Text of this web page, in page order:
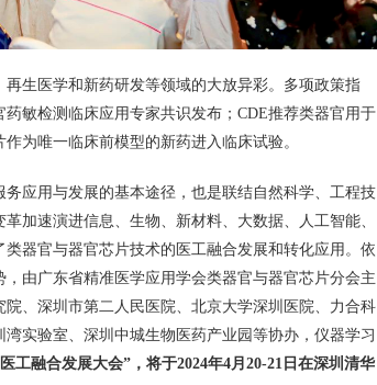
生医学和新药研发等领域的大放异彩。多项政策指
敏检测临床应用专家共识发布；CDE推荐类器官用于
为唯一临床前模型的新药进入临床试验。
应用与发展的基本途径，也是联结自然科学、工程技
加速演进信息、生物、新材料、大数据、人工智能、
器官与器官芯片技术的医工融合发展和转化应用。依
由广东省精准医学应用学会类器官与器官芯片分会主
、深圳市第二人民医院、北京大学深圳医院、力合科
实验室、深圳中城生物医药产业园等协办，仪器学习
工融合发展大会”，将于2024年4月20-21日在深圳清华